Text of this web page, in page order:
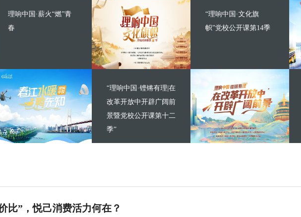
理响中国·薪火“燃”青
春
“理响中国·文化旗
帜”党校公开课第14季
“理响中国·铿锵有理|在
改革开放中开辟广阔前
景暨党校公开课第十二
季”
比”，悦己消费活力何在？